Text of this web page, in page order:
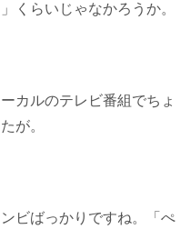
くらいじゃなかろうか。
カルのテレビ番組でちょ
が。
ビばっかりですね。「ぺ